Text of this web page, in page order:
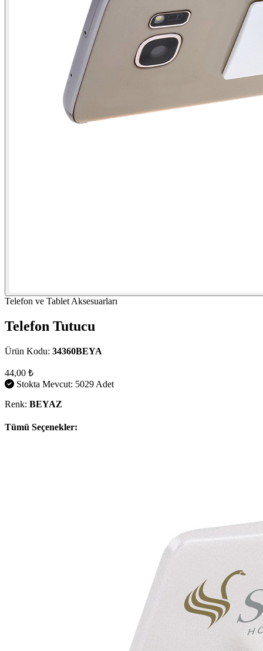
Telefon ve Tablet Aksesuarları
Telefon Tutucu
Ürün Kodu: 34360BEYA
44,00 ₺
Stokta Mevcut: 5029 Adet
Renk: BEYAZ
Tümü Seçenekler: